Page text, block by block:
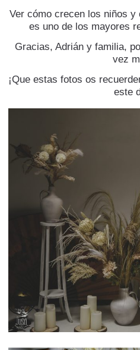
Ver cómo crecen los niños
es uno de los mayores
Gracias, Adrián y familia,
vez
¡Que estas fotos os
este